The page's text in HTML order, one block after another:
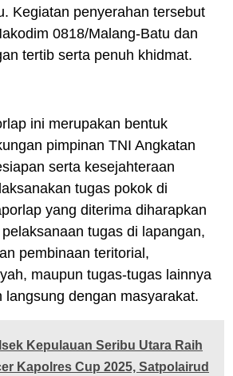
Kegiatan penyerahan tersebut
0818/Malang-Batu dan
tertib serta penuh khidmat.
ini merupakan bentuk
pimpinan TNI Angkatan
serta kesejahteraan
tugas pokok di
yang diterima diharapkan
tugas di lapangan,
pembinaan teritorial,
maupun tugas-tugas lainnya
langsung dengan masyarakat.
Kepulauan Seribu Utara Raih
Kapolres Cup 2025, Satpolairud